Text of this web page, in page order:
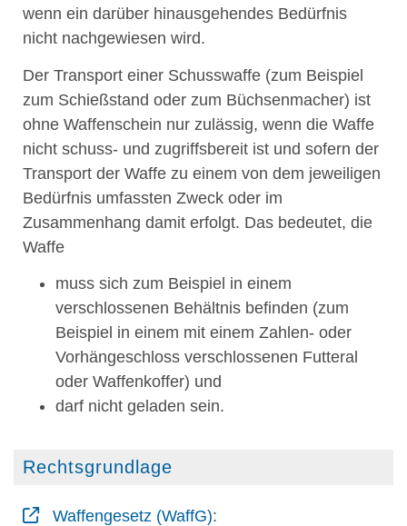
wenn ein darüber hinausgehendes Bedürfnis
nicht nachgewiesen wird.
Der Transport einer Schusswaffe (zum Beispiel
zum Schießstand oder zum Büchsenmacher) ist
ohne Waffenschein nur zulässig, wenn die Waffe
nicht schuss- und zugriffsbereit ist und sofern der
Transport der Waffe zu einem von dem jeweiligen
Bedürfnis umfassten Zweck oder im
Zusammenhang damit erfolgt. Das bedeutet, die
Waffe
muss sich zum Beispiel in einem
verschlossenen Behältnis befinden (zum
Beispiel in einem mit einem Zahlen- oder
Vorhängeschloss verschlossenen Futteral
oder Waffenkoffer) und
darf nicht geladen sein.
Rechtsgrundlage
Waffengesetz (WaffG):